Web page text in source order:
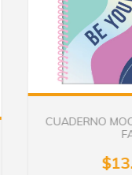
CUADERNO